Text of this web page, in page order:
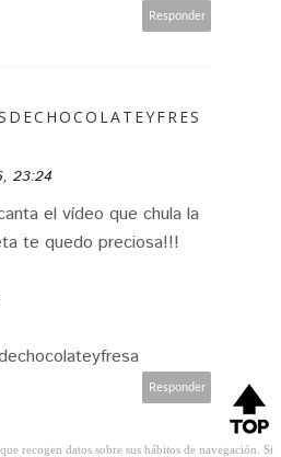
Responder
23:24
el vídeo que chula la
te quedo preciosa!!!
Responder
recogen datos sobre sus hábitos de navegación. Si